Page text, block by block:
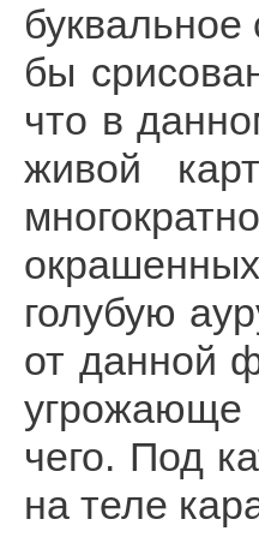
буквальное
бы
что в
живой
голубую
от данной
угрожающе
чего. Под
на теле